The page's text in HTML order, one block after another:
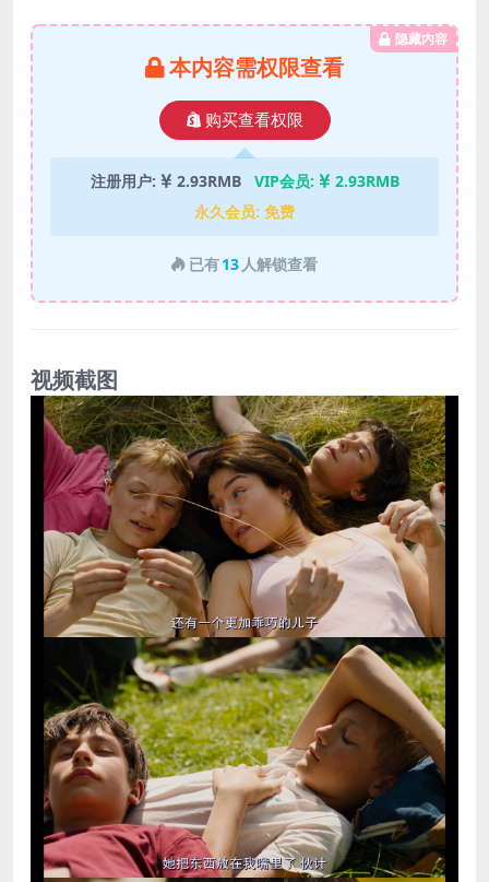
隐藏内容
本内容需权限查看
购买查看权限
注册用户: 2.93RMB VIP会员:
2.93RMB
永久会员: 免费
已有13 人解锁查看
视频截图